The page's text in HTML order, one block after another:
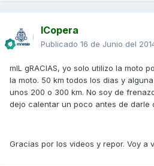
ICopera
Publicado 16 de Junio del
mIL gRACIAS, yo solo utilizo la moto
la moto. 50 km todos los dias y
unos 200 o 300 km. No soy de
dejo calentar un poco antes de darle
Gracias por los videos y repor. Voy a